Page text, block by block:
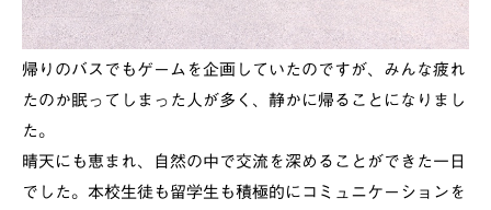
帰りのバスでもゲームを企画していたのですが、みんな疲れ
たのか眠ってしまった人が多く、静かに帰ることになりまし
た。
晴天にも恵まれ、自然の中で交流を深めることができた一日
でした。本校生徒も留学生も積極的にコミュニケーションを